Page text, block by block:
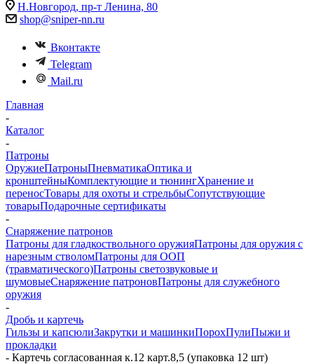
Н.Новгород, пр-т Ленина, 80
shop@sniper-nn.ru
Вконтакте
Telegram
Mail.ru
Главная
-
Каталог
-
Патроны
ОружиеПатроныПневматикаОптика и
кронштейныКомплектующие и тюнингХранение и
переносТовары для охоты и стрельбыСопутствующие
товарыПодарочные сертификаты
-
Снаряжение патронов
Патроны для гладкоствольного оружияПатроны для оружия с
нарезным стволомПатроны для ООП
(травматического)Патроны светозвуковые и
шумовыеСнаряжение патроновПатроны для служебного
оружия
-
Дробь и картечь
Гильзы и капсюлиЗакрутки и машинкиПорохПулиПыжи и
прокладки
- Картечь согласованная к.12 карт.8,5 (упаковка 12 шт)